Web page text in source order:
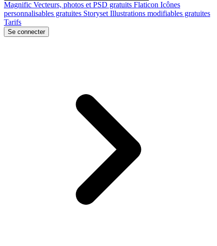
Magnific Vecteurs, photos et PSD gratuits Flaticon Icônes
personnalisables gratuites Storyset Illustrations modifiables gratuites
Tarifs
Se connecter